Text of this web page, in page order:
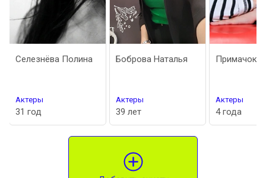
Селезнёва Полина
Актеры
31 год
Боброва Наталья
Актеры
39 лет
Примачок
Актеры
4 года